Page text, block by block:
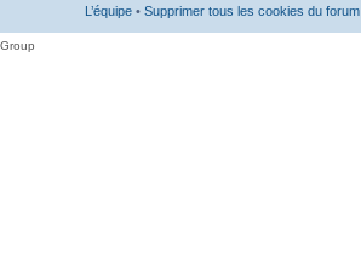
L’équipe • Supprimer tous les cookies du forum